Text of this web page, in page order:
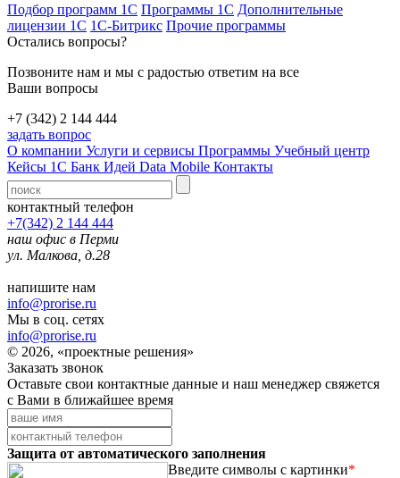
Подбор программ 1С Программы 1С Дополнительные
лицензии 1С 1С-Битрикс Прочие программы
Остались вопросы?
Позвоните нам и мы с радостью ответим на все
Ваши вопросы
+7 (342) 2 144 444
задать вопрос
О компании Услуги и сервисы Программы Учебный центр
Кейсы 1С Банк Идей Data Mobile Контакты
контактный телефон
+7(342) 2 144 444
наш офис в Перми
ул. Малкова, д.28
напишите нам
info@prorise.ru
Мы в соц. сетях
info@prorise.ru
© 2026, «проектные решения»
Заказать звонок
Оставьте свои контактные данные и наш менеджер свяжется
с Вами в ближайшее время
Защита от автоматического заполнения
Введите символы с картинки*